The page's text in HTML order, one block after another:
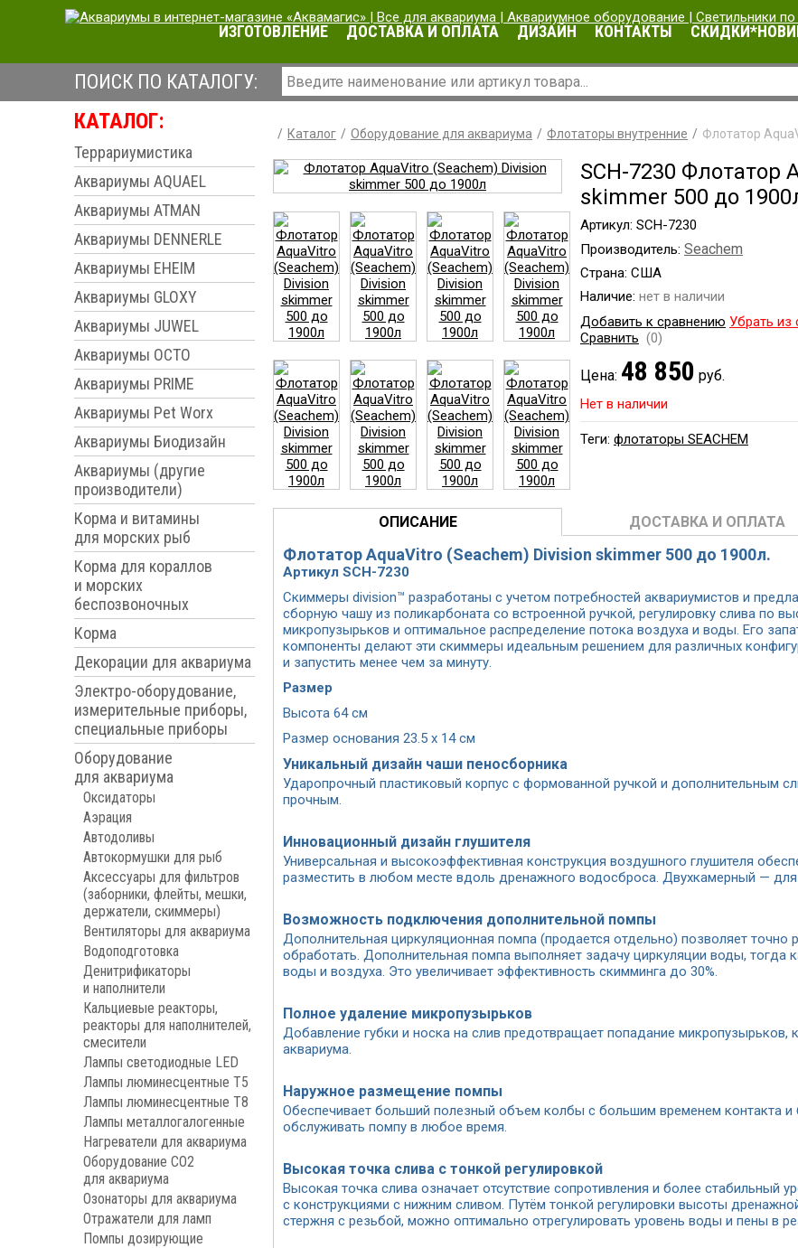
ИЗГОТОВЛЕНИЕ ДОСТАВКА И ОПЛАТА ДИЗАЙН КОНТАКТЫ
ПОИСК ПО КАТАЛОГУ:
КАТАЛОГ:
Террариумистика
Аквариумы AQUAEL
Аквариумы ATMAN
Аквариумы DENNERLE
Аквариумы EHEIM
Аквариумы GLOXY
Аквариумы JUWEL
Аквариумы OCTO
Аквариумы PRIME
Аквариумы Pet Worx
Аквариумы Биодизайн
Аквариумы (другие
производители)
Корма и витамины
для морских рыб
Корма для кораллов
и морских
беспозвоночных
Корма
Декорации для аквариума
Электро-оборудование,
измерительные приборы,
специальные приборы
Оборудование
для аквариума
Оксидаторы
Аэрация
Автодоливы
Автокормушки для рыб
Аксессуары для фильтров
(заборники, флейты, мешки,
держатели, скиммеры)
Вентиляторы для аквариума
Водоподготовка
Денитрификаторы
и наполнители
Кальциевые реакторы,
реакторы для наполнителей,
смесители
Лампы светодиодные LED
Лампы люминесцентные Т5
Лампы люминесцентные Т8
Лампы металлогалогенные
Нагреватели для аквариума
Оборудование CO2
для аквариума
Озонаторы для аквариума
Отражатели для ламп
Помпы дозирующие
Каталог Оборудование для аквариума Флотаторы внутренние Флотатор
SCH-7230 Флотатор
skimmer 500 до
Артикул: SCH-7230
Производитель: Seachem
Страна: США
Наличие: нет в наличии
Добавить к сравнению Убрать из
Сравнить (0)
Цена: 48 850 руб.
Нет в наличии
Теги: флотаторы SEACHEM
ОПИСАНИЕ ДОСТАВКА И ОПЛАТА
Флотатор AquaVitro (Seachem) Division skimmer 500 до 1900л.
Артикул SCH-7230
Скиммеры division™ разработаны с учетом потребностей аквариумистов и
сборную чашу из поликарбоната со встроенной ручкой, регулировку слива по
микропузырьков и оптимальное распределение потока воздуха и воды. Его
компоненты делают эти скиммеры идеальным решением для различных
и запустить менее чем за минуту.
Размер
Высота 64 см
Размер основания 23.5 х 14 см
Уникальный дизайн чаши пеносборника
Ударопрочный пластиковый корпус с формованной ручкой и дополнительным
прочным.
Инновационный дизайн глушителя
Универсальная и высокоэффективная конструкция воздушного глушителя
разместить в любом месте вдоль дренажного водосброса. Двухкамерный —
Возможность подключения дополнительной помпы
Дополнительная циркуляционная помпа (продается отдельно) позволяет точно
обработать. Дополнительная помпа выполняет задачу циркуляции воды, тогда
воды и воздуха. Это увеличивает эффективность скимминга до 30%.
Полное удаление микропузырьков
Добавление губки и носка на слив предотвращает попадание микропузырьков,
аквариума.
Наружное размещение помпы
Обеспечивает больший полезный объем колбы с большим временем контакта
обслуживать помпу в любое время.
Высокая точка слива с тонкой регулировкой
Высокая точка слива означает отсутствие сопротивления и более стабильный
с конструкциями с нижним сливом. Путём тонкой регулировки высоты
стержня с резьбой, можно оптимально отрегулировать уровень воды и пены в